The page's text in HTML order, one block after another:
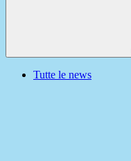
Tutte le news